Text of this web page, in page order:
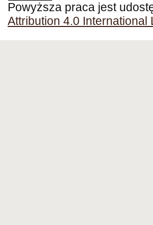
Powyższa praca jest
Attribution 4.0 International